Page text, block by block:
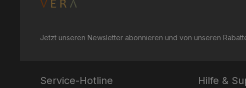
Jetzt unseren Newsletter abonnieren und von unseren
Service-Hotline Hilfe &